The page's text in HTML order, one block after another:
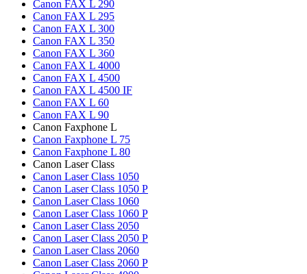
Canon FAX L 290
Canon FAX L 295
Canon FAX L 300
Canon FAX L 350
Canon FAX L 360
Canon FAX L 4000
Canon FAX L 4500
Canon FAX L 4500 IF
Canon FAX L 60
Canon FAX L 90
Canon Faxphone L
Canon Faxphone L 75
Canon Faxphone L 80
Canon Laser Class
Canon Laser Class 1050
Canon Laser Class 1050 P
Canon Laser Class 1060
Canon Laser Class 1060 P
Canon Laser Class 2050
Canon Laser Class 2050 P
Canon Laser Class 2060
Canon Laser Class 2060 P